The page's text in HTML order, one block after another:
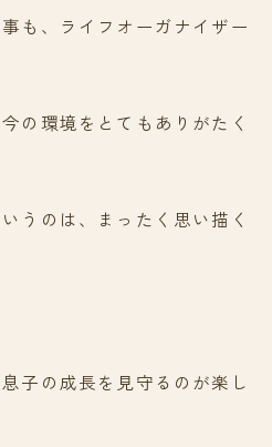
も、ライフオーガナイザー
の環境をとてもありがたく
うのは、まったく思い描く
子の成長を見守るのが楽し